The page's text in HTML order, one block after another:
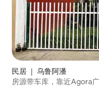
民居 ｜ 乌鲁阿潘
房源带车库，靠近Agora